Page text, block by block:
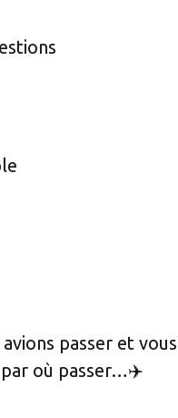
passer et vous
par où passer…✈️